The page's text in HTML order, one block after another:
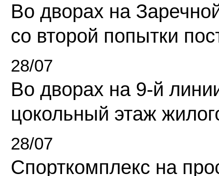
Во дворах на
со второй попытки
28/07
Во дворах на 9-й
цокольный этаж
28/07
Спорткомплекс на